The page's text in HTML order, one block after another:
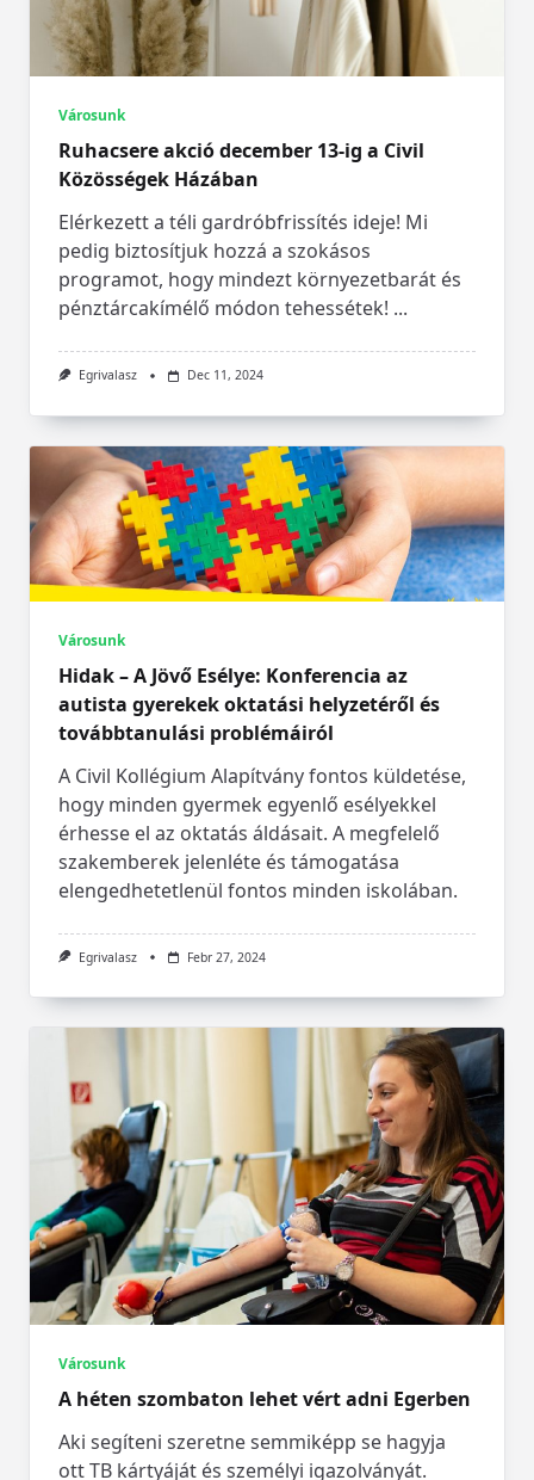
Városunk
Ruhacsere akció december 13-ig a Civil
Közösségek Házában
Elérkezett a téli gardróbfrissítés ideje! Mi
pedig biztosítjuk hozzá a szokásos
programot, hogy mindezt környezetbarát és
pénztárcakímélő módon tehessétek! ...
Egrivalasz Dec 11, 2024
Városunk
Hidak – A Jövő Esélye: Konferencia az
autista gyerekek oktatási helyzetéről és
továbbtanulási problémáiról
A Civil Kollégium Alapítvány fontos küldetése,
hogy minden gyermek egyenlő esélyekkel
érhesse el az oktatás áldásait. A megfelelő
szakemberek jelenléte és támogatása
elengedhetetlenül fontos minden iskolában.
Egrivalasz Febr 27, 2024
Városunk
A héten szombaton lehet vért adni Egerben
Aki segíteni szeretne semmiképp se hagyja
ott TB kártyáját és személyi igazolványát.